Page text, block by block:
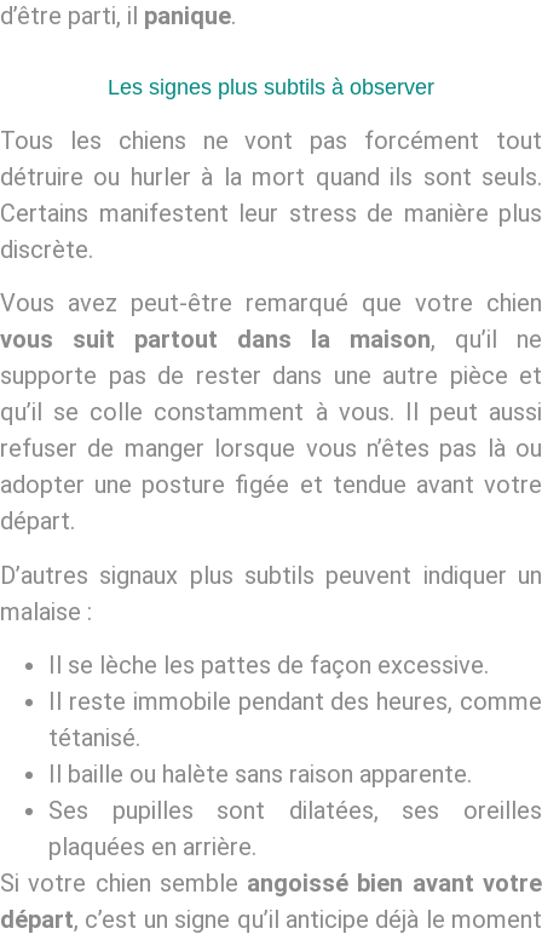
d’être parti, il panique.
Les signes plus subtils à observer
Tous les chiens ne vont pas forcément tout
détruire ou hurler à la mort quand ils sont seuls.
Certains manifestent leur stress de manière plus
discrète.
Vous avez peut-être remarqué que votre chien
vous suit partout dans la maison, qu’il ne
supporte pas de rester dans une autre pièce et
qu’il se colle constamment à vous. Il peut aussi
refuser de manger lorsque vous n’êtes pas là ou
adopter une posture figée et tendue avant votre
départ.
D’autres signaux plus subtils peuvent indiquer un
malaise :
Il se lèche les pattes de façon excessive.
Il reste immobile pendant des heures, comme
tétanisé.
Il baille ou halète sans raison apparente.
Ses pupilles sont dilatées, ses oreilles
plaquées en arrière.
Si votre chien semble angoissé bien avant votre
départ, c’est un signe qu’il anticipe déjà le moment